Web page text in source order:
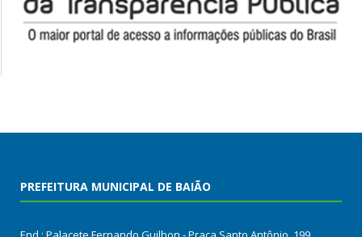
PREFEITURA MUNICIPAL DE BAIÃO